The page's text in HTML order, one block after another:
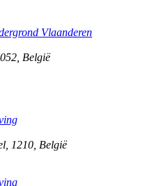
Vlaanderen
België
1210 België